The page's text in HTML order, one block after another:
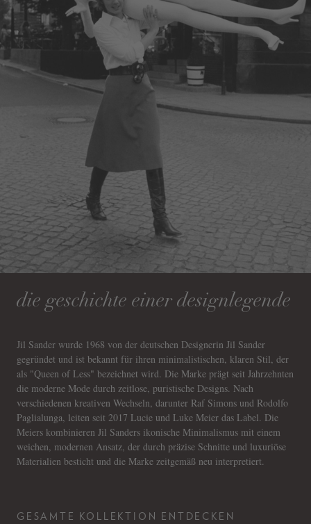
die geschichte einer designlegende
Jil Sander wurde 1968 von der deutschen Designerin Jil Sander
gegründet und ist bekannt für ihren minimalistischen, klaren Stil, der
als "Queen of Less" bezeichnet wird. Die Marke prägt seit Jahrzehnten
die moderne Mode durch zeitlose, puristische Designs. Nach
verschiedenen kreativen Wechseln, darunter Raf Simons und Rodolfo
Paglialunga, leiten seit 2017 Lucie und Luke Meier das Label. Die
Meiers kombinieren Jil Sanders ikonische Minimalismus mit einem
weichen, modernen Ansatz, der durch präzise Schnitte und luxuriöse
Materialien besticht und die Marke zeitgemäß neu interpretiert.
GESAMTE KOLLEKTION ENTDECKEN